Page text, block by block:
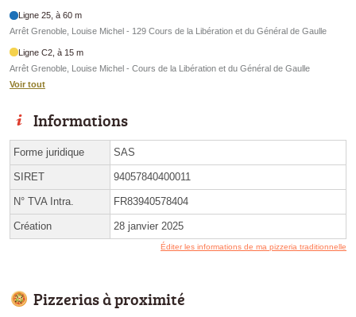
Ligne 25, à 60 m
Arrêt Grenoble, Louise Michel - 129 Cours de la Libération et du Général de Gaulle
Ligne C2, à 15 m
Arrêt Grenoble, Louise Michel - Cours de la Libération et du Général de Gaulle
Voir tout
Informations
Forme juridique SAS
SIRET 94057840400011
N° TVA Intra. FR83940578404
Création 28 janvier 2025
Éditer les informations de ma pizzeria traditionnelle
Pizzerias à proximité